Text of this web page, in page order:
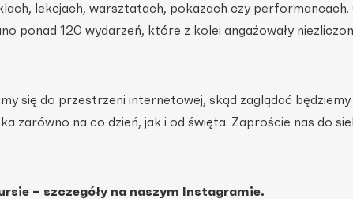
lekcjach, warsztatach, pokazach czy performancach.
ponad 120 wydarzeń, które z kolei angażowały
się do przestrzeni internetowej, skąd zaglądać będziemy
zarówno na co dzień, jak i od święta. Zaproście nas do
– szczegóły na naszym Instagramie.